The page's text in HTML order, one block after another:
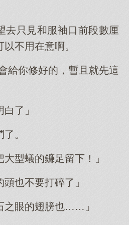
去只見和服袖口前段數厘
不用在意啊。
給你修好的，暫且就先這
了」
。
大型蟻的鐮足留下！」
頭也不要打碎了」
之眼的翅膀也……」